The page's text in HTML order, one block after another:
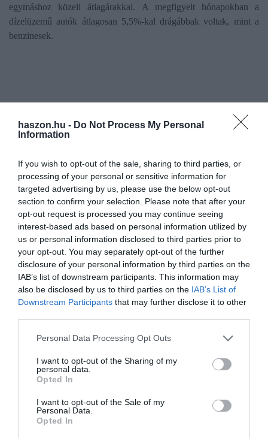
haszon.hu - Do Not Process My Personal
Information
If you wish to opt-out of the sale, sharing to third parties, or
processing of your personal or sensitive information for
targeted advertising by us, please use the below opt-out
section to confirm your selection. Please note that after your
opt-out request is processed you may continue seeing
interest-based ads based on personal information utilized by
us or personal information disclosed to third parties prior to
your opt-out. You may separately opt-out of the further
disclosure of your personal information by third parties on the
IAB’s list of downstream participants. This information may
also be disclosed by us to third parties on the IAB’s List of
Downstream Participants that may further disclose it to other
Please note that this website/app uses one or more Google
not limited to your visit or usage behaviour. You may click to
grant or deny consent to Google and its third-party tags to
use your data for below specified purposes in below Google
consent section.
Personal Data Processing Opt Outs
I want to opt-out of the Sharing of my
personal data.
Opted In
I want to opt-out of the Sale of my
Personal Data.
Opted In
egymáshoz közeli átlagárakkal. A megfigyelt hónapokban a
dízelüzemű autók átlagosan 5,5%-kal drágábbak voltak, mint a
benzinesek.
A Használtautó.hu-n 2025 novemberében meghirdetett 10
legmagasabb - 6,96 millió forint, a Suzuki Swifté pedig a
legalacsonyabb - 1,75 millió forint. Életkor szerint átlagosan a Kia
Ceed bizonyult a legfiatalabbnak 8,9 évvel, míg a Suzuki Swift
volt a legidősebb, csaknem 16,8 év átlagéletkorral.
A kínálati átlagárak emelkedtek a 10 legnépszerűbb modell
esetében, a Suzuki Swift drágult a legnagyobb mértékben, 21,5%-
kal, egy év alatt. Az életkort elemezve minden modell esetén
mérséklődés következett be, a legnagyobb visszaesést a Škoda
Octavia produkálta, 11,9%-kal.
Olvasd el ezt is!
Tarolnak a japán márkák a használt autók
megbízhatósági listáján
Itt a fordulat a használt autók hazai piacán
A drágább és fiatalabb modellek a kapósak a
használt autók piacán